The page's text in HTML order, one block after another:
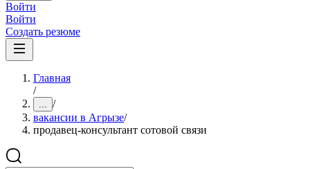
Войти
Войти
Создать резюме
Главная
/
... /
вакансии в Агрызе/
продавец-консультант сотовой связи